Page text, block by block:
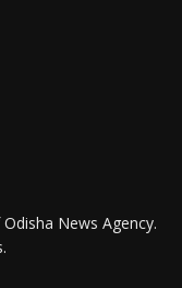
News Agency.